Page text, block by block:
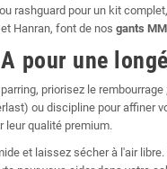
rashguard pour un kit
Hanran, font de nos gants
pour une
priorisez le
ou discipline pour affiner
leur qualité premium.
et laissez sécher à l'air